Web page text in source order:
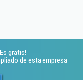
gratis!
de esta empresa